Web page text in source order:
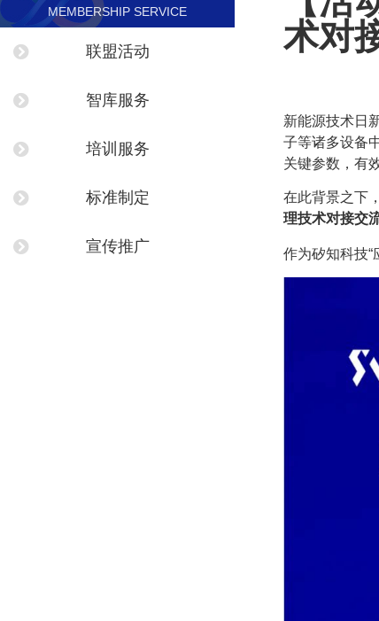
MEMBERSHIP SERVICE
联盟活动
智库服务
培训服务
标准制定
宣传推广
术对
新能源技术日
子等诸多设备
关键参数，有
在此背景之下
理技术对接交
作为矽知科技“